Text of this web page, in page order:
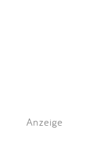
Anzeige